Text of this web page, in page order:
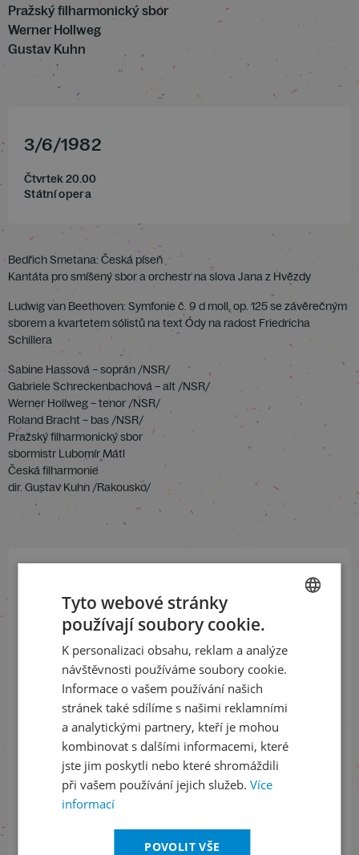
Pražský filharmonický sbor
Werner Hollweg
Gustav Kuhn
3/6/1982
Čtvrtek 20.00
Státní opera
Bedřich Smetana: Česká píseň
Kantáta pro smíšený sbor a orchestr na slova Jana z Hvězdy
Ludwig van Beethoven: Symfonie č. 9 d moll, op. 125 se závěrečným
sborem a kvartetem sólistů na text Ódy na radost Friedricha
Schillera
Sabine Hassová – soprán /NSR/
Gabriele Schreckenbachová – alt /NSR/
Werner Hollweg – tenor /NSR/
Roland Bracht – bas /NSR/
Pražský filharmonický sbor
sbormistr Lubomír Mátl
Česká filharmonie
dir. Gustav Kuhn /Rakousko/
Přihlaste se k našemu newsletteru
a buďte jako první v obraze
ODEBÍRAT NEWSLETTER
Sledujte nás na sociálních sítích
LinkedIn
flickr
Informace o stavu objednávek
ENGLISH
Tyto webové stránky
používají soubory cookie.
K personalizaci obsahu, reklam a analýze
návštěvnosti používáme soubory cookie.
Informace o vašem používání našich
stránek také sdílíme s našimi reklamními
a analytickými partnery, kteří je mohou
kombinovat s dalšími informacemi, které
jste jim poskytli nebo které shromáždili
při vašem používání jejich služeb. Více
informací
POVOLIT VŠE